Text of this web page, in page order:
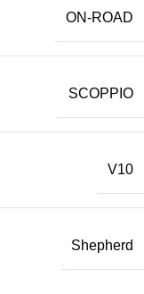
ON-ROAD
SCOPPIO
V10
Shepherd